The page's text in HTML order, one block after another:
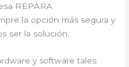
REPARA
la opción más segura y
ser la solución.
y software tales